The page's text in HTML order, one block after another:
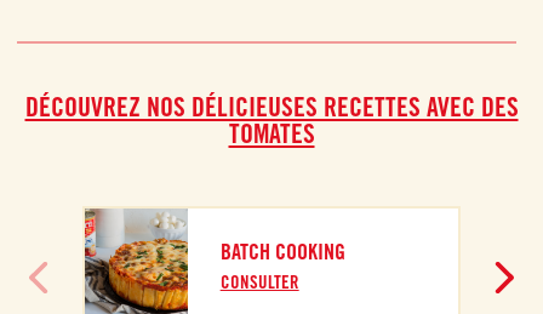
DÉCOUVREZ NOS DÉLICIEUSES RECETTES AVEC DES
TOMATES
BATCH COOKING
CONSULTER